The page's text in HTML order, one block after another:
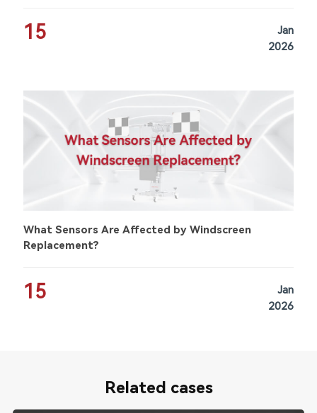
15
Jan
2026
What Sensors Are Affected by Windscreen
Replacement?
15
Jan
2026
Related cases